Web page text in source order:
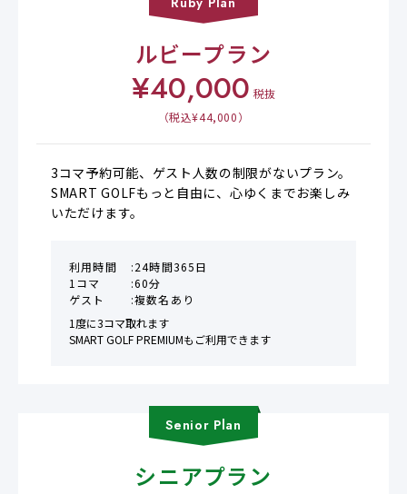
Ruby Plan
ルビープラン
¥40,000 税抜
（税込¥44,000）
3コマ予約可能、ゲスト人数の制限がないプラン。
SMART GOLFもっと自由に、心ゆくまでお楽しみ
いただけます。
利用時間
24時間365日
1コマ
60分
ゲスト
複数名あり
1度に3コマ取れます
SMART GOLF PREMIUMもご利用できます
Senior Plan
シニアプラン